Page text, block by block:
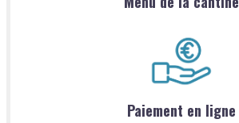
Paiement en ligne